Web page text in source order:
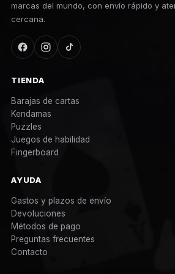
marcas del mundo, con envío rápido y
cercana.
TIENDA
Barajas de cartas
Kendamas
Puzzles
Juegos de habilidad
Fingerboard
AYUDA
Gastos y plazos de envío
Devoluciones
Métodos de pago
Preguntas frecuentes
Contacto